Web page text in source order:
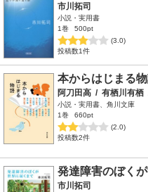
市川拓司
小説・実用書
1巻
500pt
(3.0)
投稿数1件
本からはじまる
阿刀田高 / 有栖川有栖
小説・実用書、角川文庫
1巻
660pt
(2.0)
投稿数2件
発達障害のぼく
市川拓司